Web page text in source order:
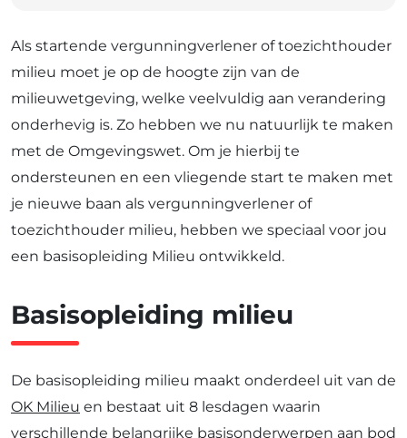
Als startende vergunningverlener of toezichthouder
milieu moet je op de hoogte zijn van de
milieuwetgeving, welke veelvuldig aan verandering
onderhevig is. Zo hebben we nu natuurlijk te maken
met de Omgevingswet. Om je hierbij te
ondersteunen en een vliegende start te maken met
je nieuwe baan als vergunningverlener of
toezichthouder milieu, hebben we speciaal voor jou
een basisopleiding Milieu ontwikkeld.
Basisopleiding milieu
De basisopleiding milieu maakt onderdeel uit van de
OK Milieu en bestaat uit 8 lesdagen waarin
verschillende belangrijke basisonderwerpen aan bod